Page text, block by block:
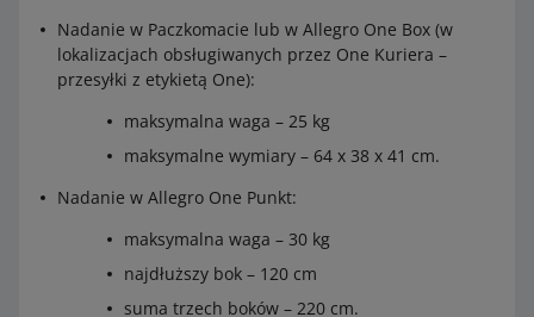
Allegro International Odbiór w Punkcie Czechy
cennikach na allegro.pl
Maksymalna kwota, jaką możesz ustawić w
cennikach na allegro.cz
Allegro International Odbiór w Punkcie Czechy
Maksymalna kwota, jaką możesz ustawić w cennikach
Nadanie w Paczkomacie lub w Allegro One Box (w
lokalizacjach obsługiwanych przez One Kuriera –
przesyłki z etykietą One):
maksymalna waga – 25 kg
maksymalne wymiary – 64 x 38 x 41 cm.
Nadanie w Allegro One Punkt:
maksymalna waga – 30 kg
najdłuższy bok – 120 cm
suma trzech boków – 220 cm.